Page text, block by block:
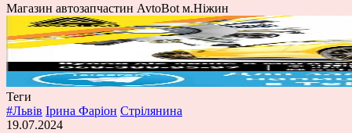
Магазин автозапчастин AvtoBot м.Ніжин
Теги
#Львів Ірина Фаріон Стрілянина
19.07.2024